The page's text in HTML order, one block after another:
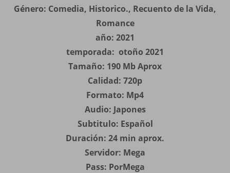
Género: Comedia, Historico., Recuento de la Vida,
Romance
año: 2021
temporada: otoño 2021
Tamaño: 190 Mb Aprox
Calidad: 720p
Formato: Mp4
Audio: Japones
Subtitulo: Español
Duración: 24 min aprox.
Servidor: Mega
Pass: PorMega